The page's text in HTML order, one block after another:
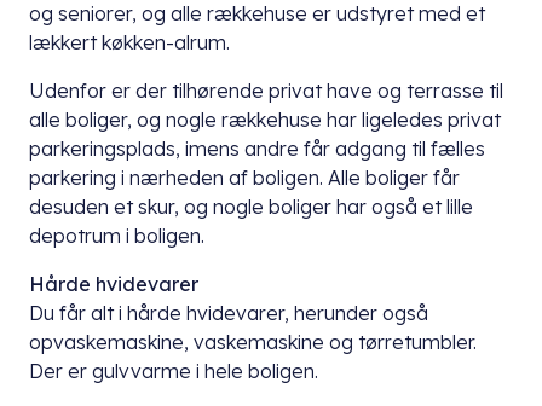
og seniorer, og alle rækkehuse er udstyret med et
lækkert køkken-alrum.
Udenfor er der tilhørende privat have og terrasse til
alle boliger, og nogle rækkehuse har ligeledes privat
parkeringsplads, imens andre får adgang til fælles
parkering i nærheden af boligen. Alle boliger får
desuden et skur, og nogle boliger har også et lille
depotrum i boligen.
Hårde hvidevarer
Du får alt i hårde hvidevarer, herunder også
opvaskemaskine, vaskemaskine og tørretumbler.
Der er gulvvarme i hele boligen.